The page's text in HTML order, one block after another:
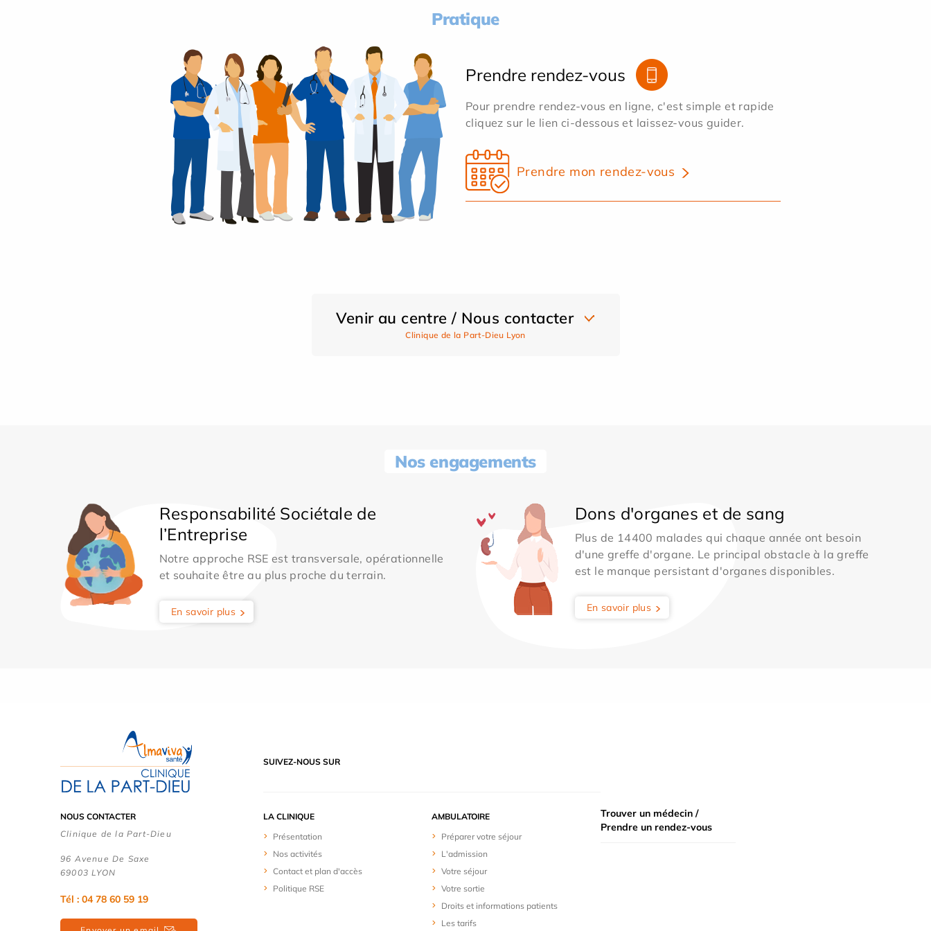
Pratique
Prendre rendez-vous
Pour prendre rendez-vous en ligne, c'est simple et rapide
cliquez sur le lien ci-dessous et laissez-vous guider.
Prendre mon rendez-vous
Venir au centre / Nous contacter
Clinique de la Part-Dieu Lyon
Nos engagements
Responsabilité Sociétale de
l’Entreprise
Notre approche RSE est transversale, opérationnelle
et souhaite être au plus proche du terrain.
En savoir plus
Dons d'organes et de sang
Plus de 14400 malades qui chaque année ont besoin
d'une greffe d'organe. Le principal obstacle à la greffe
est le manque persistant d'organes disponibles.
En savoir plus
SUIVEZ-NOUS SUR
NOUS CONTACTER
Clinique de la Part-Dieu
96 Avenue De Saxe
69003 LYON
Tél : 04 78 60 59 19
LA CLINIQUE
Présentation
Nos activités
Contact et plan d'accès
Politique RSE
AMBULATOIRE
Préparer votre séjour
L'admission
Votre séjour
Votre sortie
Droits et informations patients
Les tarifs
Trouver un médecin /
Prendre un rendez-vous